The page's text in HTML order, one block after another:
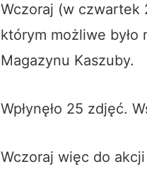
Wczoraj (w czwartek
którym możliwe było
Magazynu Kaszuby.
Wpłynęło 25 zdjęć.
Wczoraj więc do